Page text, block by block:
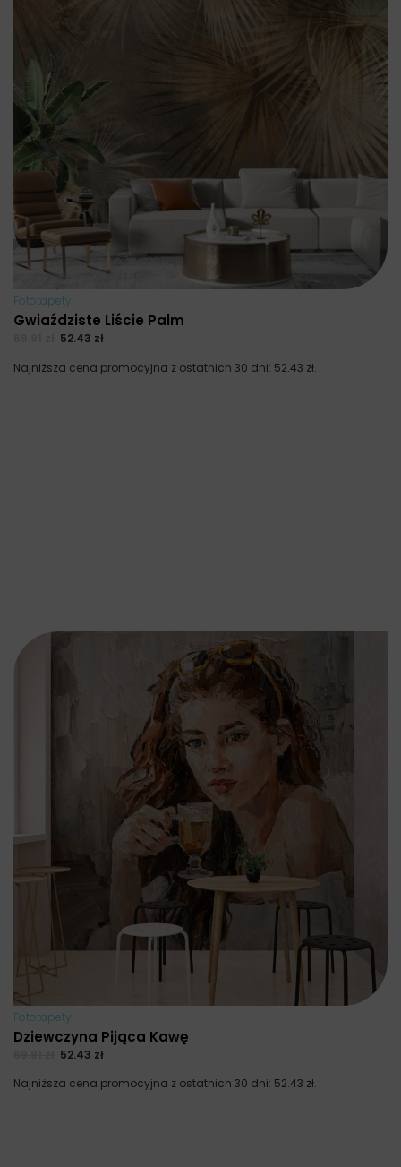
Fototapety
Gwiaździste Liście Palm
52.43 zł
Najniższa cena promocyjna z ostatnich 30 dni: 52.43 zł.
Fototapety
Dziewczyna Pijąca Kawę
52.43 zł
Najniższa cena promocyjna z ostatnich 30 dni: 52.43 zł.